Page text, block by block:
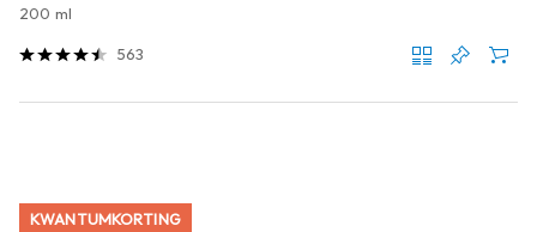
200 ml
563
KWANTUMKORTING